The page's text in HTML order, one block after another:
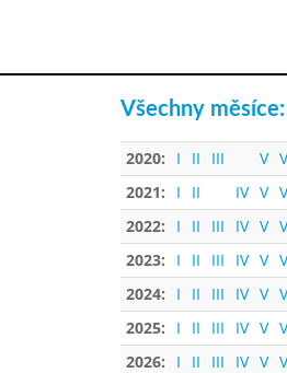
Všechny měsíce:
2020: I II III V
2021:
I II IV V
2022:
I II III IV V
2023:
I II III IV V
2024:
I II III IV V
2025:
I II III IV V
2026:
I II III IV V